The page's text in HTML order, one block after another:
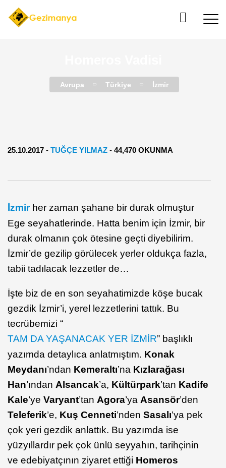
Avrupa Türkiye İzmir
25.10.2017 - TUĞÇE YILMAZ - 44,470 OKUNMA
İzmir her zaman şahane bir durak olmuştur
Ege seyahatlerinde. Hatta benim için İzmir, bir
durak olmanın çok ötesine geçti diyebilirim.
İzmir’de gezilip görülecek yerler oldukça fazla,
tabii tadılacak lezzetler de…
İşte biz de en son seyahatimizde köşe bucak
gezdik İzmir’i, yerel lezzetlerini tattık. Bu
tecrübemizi “
TAM DA YAŞANACAK YER İZMİR” başlıklı
yazımda detaylıca anlatmıştım. Konak
Meydanı’ndan Kemeraltı’na Kızlarağası
Han’ından Alsancak’a, Kültürpark’tan Kadife
Kale’ye Varyant’tan Agora’ya Asansör’den
Teleferik’e, Kuş Cenneti’nden Sasalı’ya pek
çok yeri gezdik anlattık. Bu yazımda ise
yüzyıllardır pek çok ünlü seyyahın, tarihçinin
ve edebiyatçının ziyaret ettiği Homeros